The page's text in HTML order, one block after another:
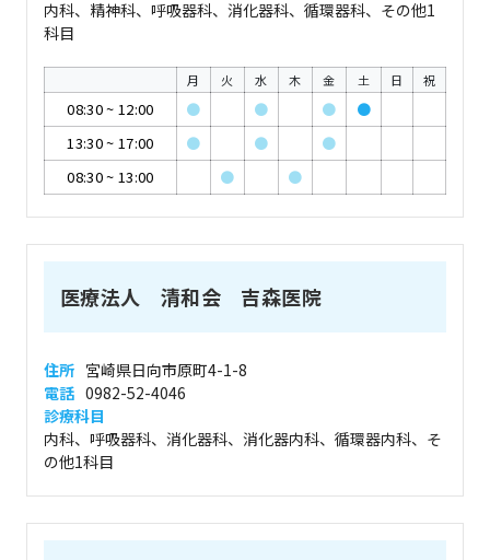
内科、精神科、呼吸器科、消化器科、循環器科、その他1
科目
月 火 水 木 金 土 日 祝
08:30~ 12:00 ● ● ●
●
13:30~ 17:00 ● ●
●
08:30~ 13:00 ● ●
医療法人 清和会 吉森医院
住所 宮崎県日向市原町4-1-8
電話 0982-52-4046
診療科目
内科、呼吸器科、消化器科、消化器内科、循環器内科、そ
の他1科目